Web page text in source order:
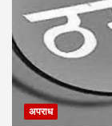
अपराध